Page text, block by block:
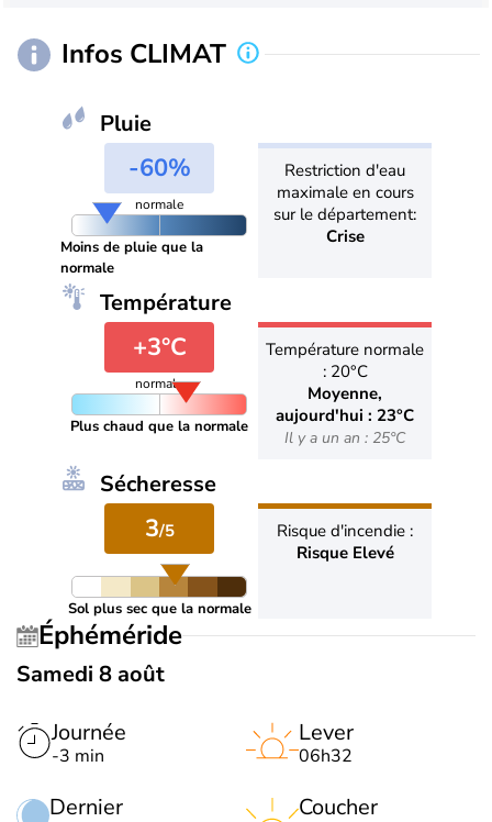
Infos CLIMAT
Pluie
-60%
normale
Moins de pluie que la
normale
Restriction d'eau
maximale en cours
sur le département:
Crise
Température
+3°C
normale
Plus chaud que la normale
Température normale
: 20°C
Moyenne,
aujourd'hui : 23°C
Il y a un an : 25°C
Sécheresse
3/5
Sol plus sec que la normale
Risque d'incendie :
Risque Elevé
Éphéméride
Samedi 8 août
Journée
-3 min
Dernier
Lever
06h32
Coucher